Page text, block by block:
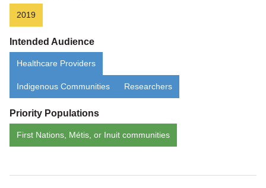
2019
Intended Audience
Healthcare Providers
Indigenous Communities Researchers
Priority Populations
First Nations, Métis, or Inuit communities